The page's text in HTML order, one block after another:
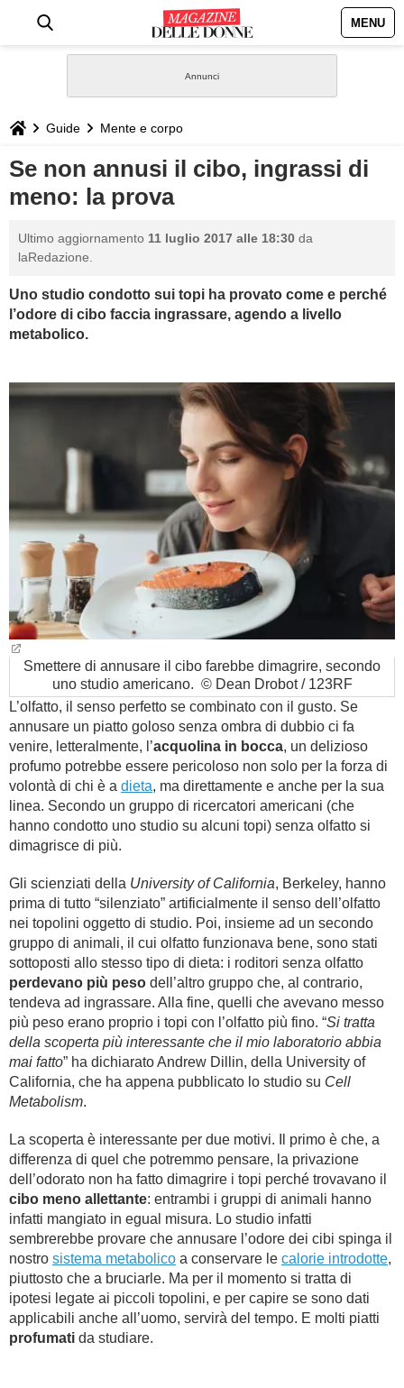
MENU
STILE
BIOGRAFIE
DEFINIZIONI
GASTRONOMIA
SESSO
GUIDE
FORUM
Guide Mente e corpo
Se non annusi il cibo, ingrassi di
meno: la prova
Ultimo aggiornamento 11 luglio 2017 alle 18:30 da
laRedazione.
Uno studio condotto sui topi ha provato come e perché
l’odore di cibo faccia ingrassare, agendo a livello
metabolico.
Smettere di annusare il cibo farebbe dimagrire, secondo
uno studio americano. © Dean Drobot / 123RF
L’olfatto, il senso perfetto se combinato con il gusto. Se
annusare un piatto goloso senza ombra di dubbio ci fa
venire, letteralmente, l’acquolina in bocca, un delizioso
profumo potrebbe essere pericoloso non solo per la forza di
volontà di chi è a dieta, ma direttamente e anche per la sua
linea. Secondo un gruppo di ricercatori americani (che
hanno condotto uno studio su alcuni topi) senza olfatto si
dimagrisce di più.
Gli scienziati della University of California, Berkeley, hanno
prima di tutto “silenziato” artificialmente il senso dell’olfatto
nei topolini oggetto di studio. Poi, insieme ad un secondo
gruppo di animali, il cui olfatto funzionava bene, sono stati
sottoposti allo stesso tipo di dieta: i roditori senza olfatto
perdevano più peso dell’altro gruppo che, al contrario,
tendeva ad ingrassare. Alla fine, quelli che avevano messo
più peso erano proprio i topi con l’olfatto più fino. “Si tratta
della scoperta più interessante che il mio laboratorio abbia
mai fatto” ha dichiarato Andrew Dillin, della University of
California, che ha appena pubblicato lo studio su Cell
Metabolism.
La scoperta è interessante per due motivi. Il primo è che, a
differenza di quel che potremmo pensare, la privazione
dell’odorato non ha fatto dimagrire i topi perché trovavano il
cibo meno allettante: entrambi i gruppi di animali hanno
infatti mangiato in egual misura. Lo studio infatti
sembrerebbe provare che annusare l’odore dei cibi spinga il
nostro sistema metabolico a conservare le calorie introdotte,
piuttosto che a bruciarle. Ma per il momento si tratta di
ipotesi legate ai piccoli topolini, e per capire se sono dati
applicabili anche all’uomo, servirà del tempo. E molti piatti
profumati da studiare.